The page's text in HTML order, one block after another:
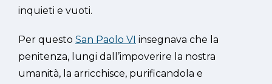
inquieti e vuoti.
Per questo San Paolo VI insegnava che la
penitenza, lungi dall’impoverire la nostra
umanità, la arricchisce, purificandola e